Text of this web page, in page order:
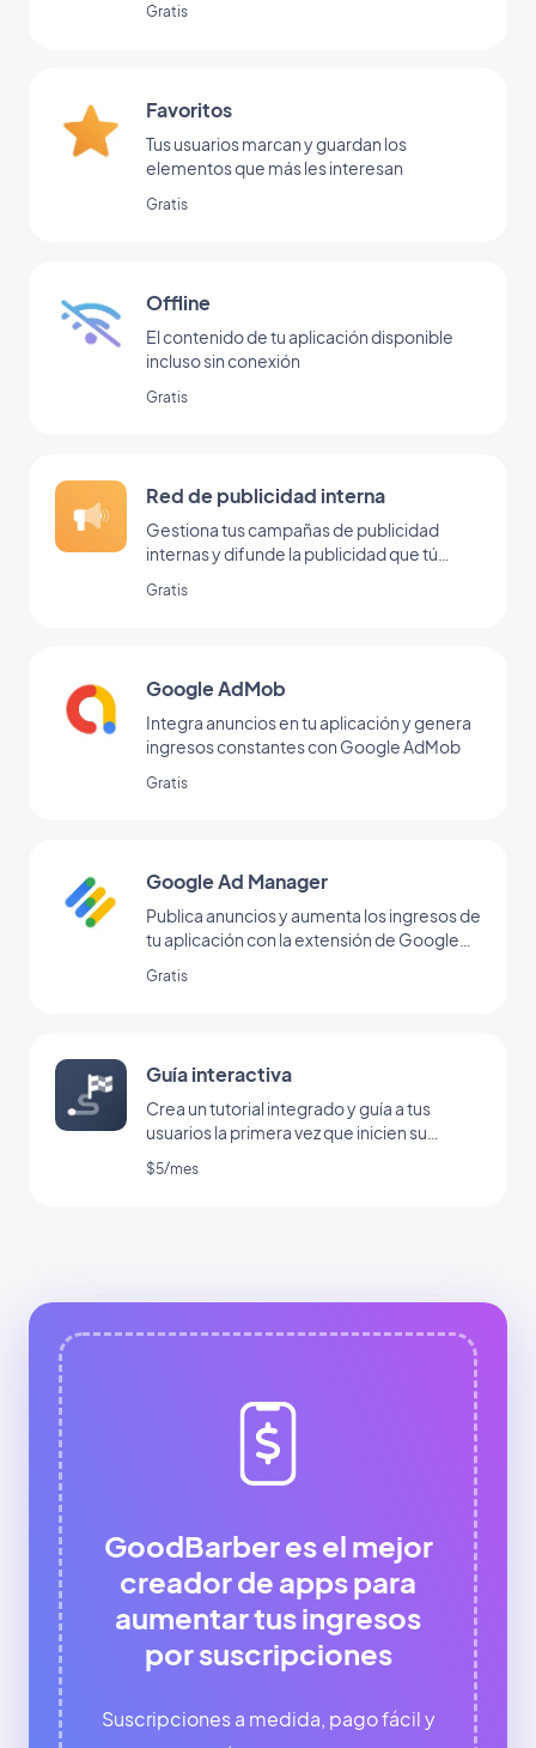
Gratis
Favoritos
Tus usuarios marcan y guardan los
elementos que más les interesan
Gratis
Offline
El contenido de tu aplicación disponible
incluso sin conexión
Gratis
Red de publicidad interna
Gestiona tus campañas de publicidad
internas y difunde la publicidad que tú
office
Gratis
Google AdMob
Integra anuncios en tu aplicación y genera
ingresos constantes con Google AdMob
Gratis
Google Ad Manager
Publica anuncios y aumenta los ingresos de
tu aplicación con la extensión de Google
Gratis
Guía interactiva
Crea un tutorial integrado y guía a tus
usuarios la primera vez que inicien su
aplicación
$5/mes
GoodBarber es el mejor
creador de apps para
aumentar tus ingresos
por suscripciones
Suscripciones a medida, pago fácil y